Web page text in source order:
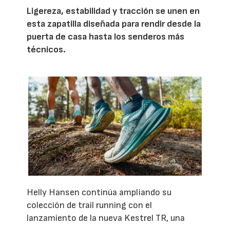
Ligereza, estabilidad y tracción se unen en
esta zapatilla diseñada para rendir desde la
puerta de casa hasta los senderos más
técnicos.
Helly Hansen continúa ampliando su
colección de trail running con el
lanzamiento de la nueva Kestrel TR, una